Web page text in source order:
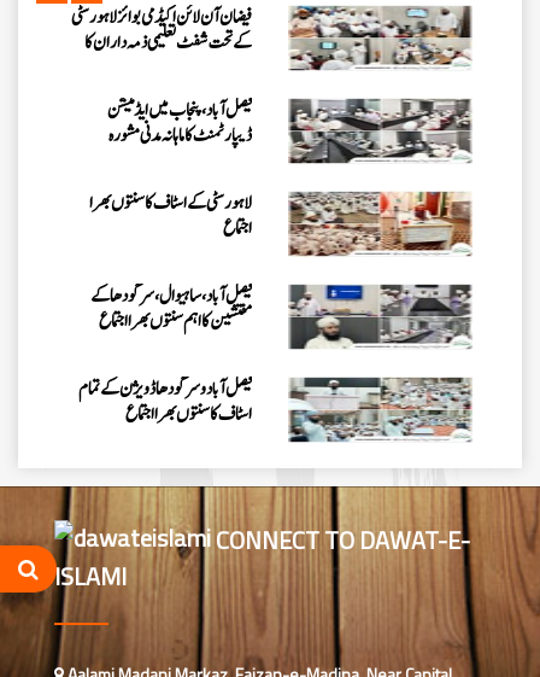
فیضان آن لائن اکیڈمی بوائز لاہور سٹی
کے تحت شفٹ تعلیمی ذمہ داران کا
فیصل آباد، پنجاب میں ایڈمیشن
ڈیپارٹمنٹ کا ماہانہ مدنی مشورہ
لاہور سٹی کے اسٹاف کا سنتوں بھرا
اجتماع
فیصل آباد، ساہیوال، سرگودھا کے
مفتشین کا اہم سنتوں بھرا اجتماع
فیصل آباد وسرگودھا ڈویژن کے تمام
اسٹاف کا سنتوں بھرااجتماع
فیصل آباد میں کنزالمدارس کے امتحانی
نظام کا جائزہ، بہتری اور باہمی اتفاق
کے اقدامات پر زور
اسلام آباد میں روڈ سیفٹی اور منشیات و
تمباکو نوشی کے تدارک پر سیمینار کا
انعقاد
اسلام آباد میں پاکستان کے شفٹ
CONNECT TO DAWAT-E-
ISLAMI